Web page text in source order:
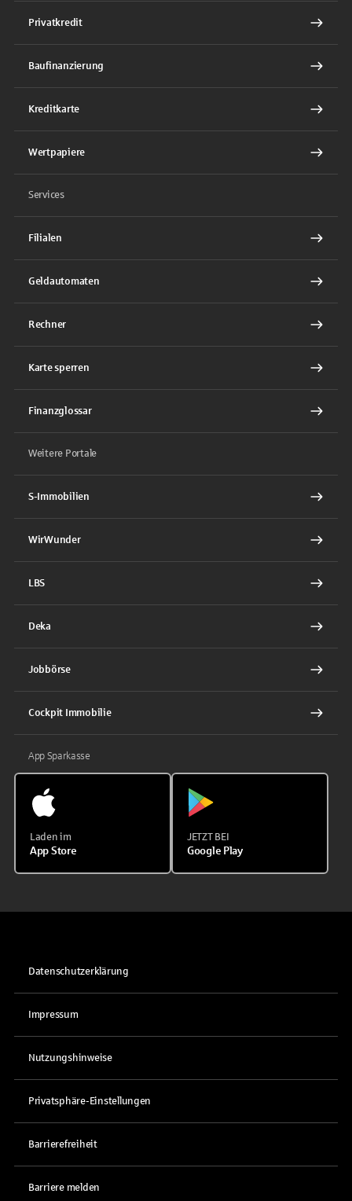
Privatkredit
Baufinanzierung
Kreditkarte
Wertpapiere
Services
Filialen
Geldautomaten
Rechner
Karte sperren
Finanzglossar
Weitere Portale
S-Immobilien
WirWunder
LBS
Deka
Jobbörse
Cockpit Immobilie
App Sparkasse
Laden im
App Store
JETZT BEI
Google Play
Datenschutzerklärung
Impressum
Nutzungshinweise
Privatsphäre-Einstellungen
Barrierefreiheit
Barriere melden